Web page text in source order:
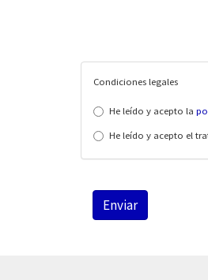
Condiciones legales
He leído y acepto la
He leído y acepto el
Enviar